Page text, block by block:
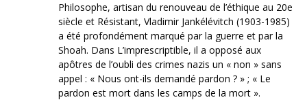
Philosophe, artisan du renouveau de l’éthique au 20e
siècle et Résistant, Vladimir Jankélévitch (1903-1985)
a été profondément marqué par la guerre et par la
Shoah. Dans L’imprescriptible, il a opposé aux
apôtres de l’oubli des crimes nazis un « non » sans
appel : « Nous ont-ils demandé pardon ? » ; « Le
pardon est mort dans les camps de la mort ».